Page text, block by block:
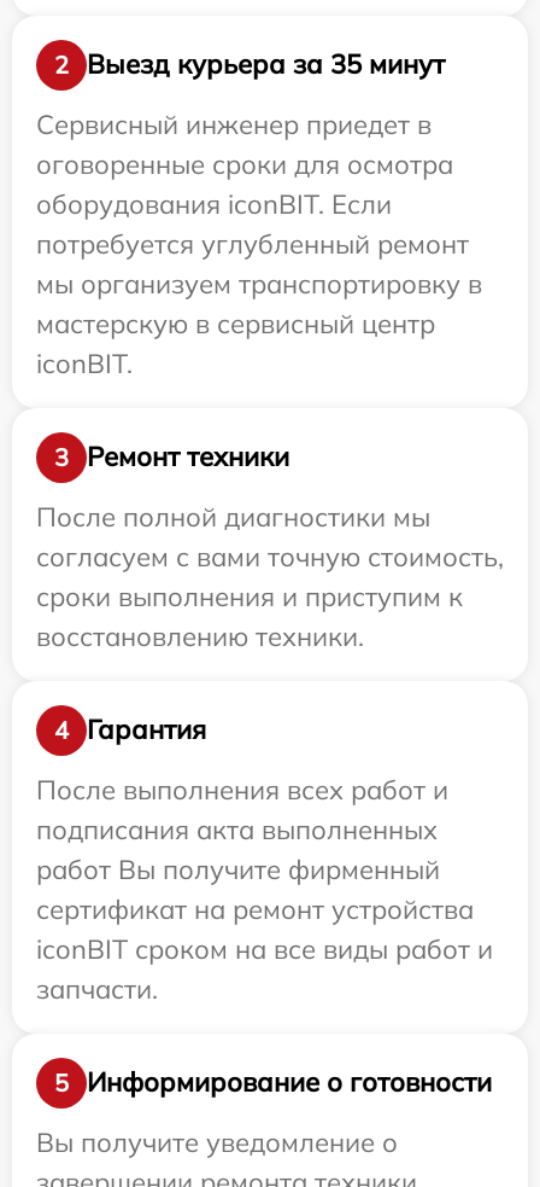
2
Выезд курьера за 35 минут
Сервисный инженер приедет в
оговоренные сроки для осмотра
оборудования iconBIT. Если
потребуется углубленный ремонт
мы организуем транспортировку в
мастерскую в сервисный центр
iconBIT.
3
Ремонт техники
После полной диагностики мы
согласуем с вами точную стоимость,
сроки выполнения и приступим к
восстановлению техники.
4
Гарантия
После выполнения всех работ и
подписания акта выполненных
работ Вы получите фирменный
сертификат на ремонт устройства
iconBIT сроком на все виды работ и
запчасти.
5
Информирование о готовности
Вы получите уведомление о